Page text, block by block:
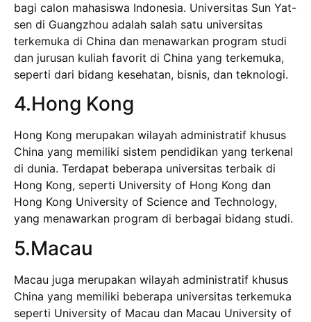
bagi calon mahasiswa Indonesia. Universitas Sun Yat-
sen di Guangzhou adalah salah satu universitas
terkemuka di China dan menawarkan program studi
dan jurusan kuliah favorit di China yang terkemuka,
seperti dari bidang kesehatan, bisnis, dan teknologi.
4.Hong Kong
Hong Kong merupakan wilayah administratif khusus
China yang memiliki sistem pendidikan yang terkenal
di dunia. Terdapat beberapa universitas terbaik di
Hong Kong, seperti University of Hong Kong dan
Hong Kong University of Science and Technology,
yang menawarkan program di berbagai bidang studi.
5.Macau
Macau juga merupakan wilayah administratif khusus
China yang memiliki beberapa universitas terkemuka
seperti University of Macau dan Macau University of